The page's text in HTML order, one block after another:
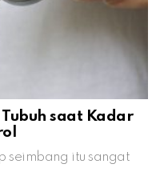
saat Kadar
seimbang itu sangat